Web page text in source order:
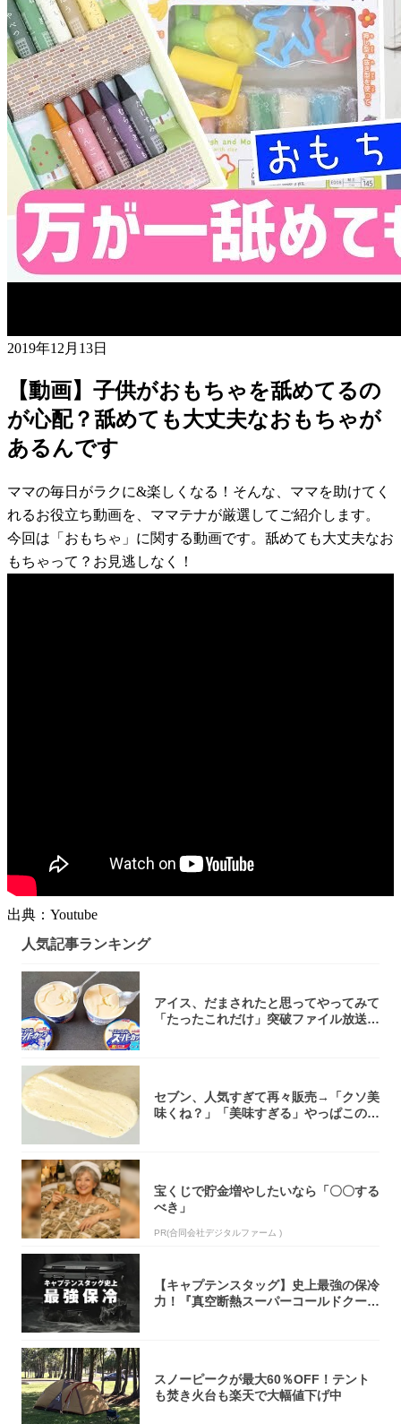
2019年12月13日
【動画】子供がおもちゃを舐めてるの
が心配？舐めても大丈夫なおもちゃが
あるんです
ママの毎日がラクに&楽しくなる！そんな、ママを助けてく
れるお役立ち動画を、ママテナが厳選してご紹介します。
今回は「おもちゃ」に関する動画です。舐めても大丈夫なお
もちゃって？お見逃しなく！
出典：Youtube
人気記事ランキング
アイス、だまされたと思ってやってみて
「たったこれだけ」突破ファイル放送で
セブン、人気すぎて再々販売→「クソ美
味くね？」「美味すぎる」やっぱこのク
宝くじで貯金増やしたいなら「〇〇する
べき」
PR(合同会社デジタルファーム )
【キャプテンスタッグ】史上最強の保冷
力！『真空断熱スーパーコールドクーラ
スノーピークが最大60％OFF！テント
も焚き火台も楽天で大幅値下げ中